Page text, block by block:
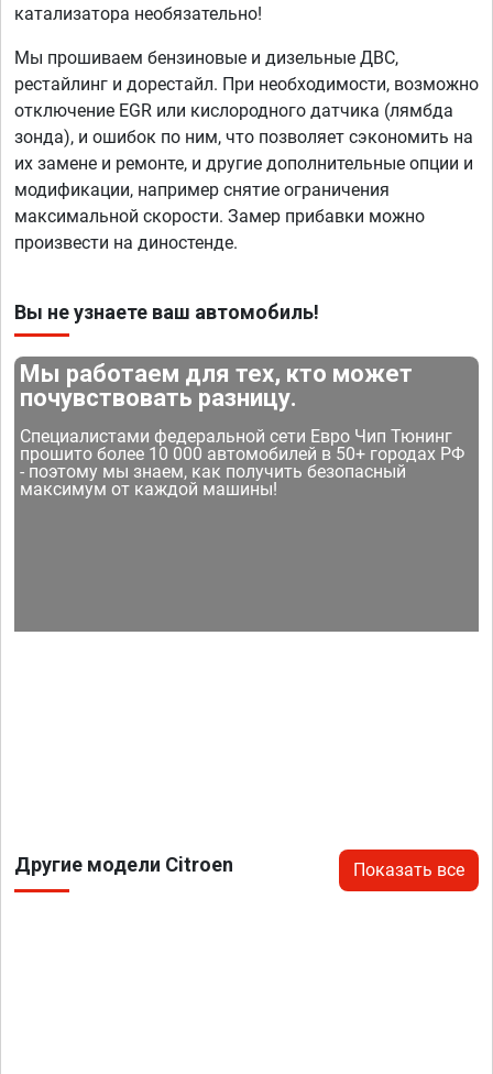
катализатора необязательно!
Мы прошиваем бензиновые и дизельные ДВС,
рестайлинг и дорестайл. При необходимости, возможно
отключение EGR или кислородного датчика (лямбда
зонда), и ошибок по ним, что позволяет сэкономить на
их замене и ремонте, и другие дополнительные опции и
модификации, например снятие ограничения
максимальной скорости. Замер прибавки можно
произвести на диностенде.
Вы не узнаете ваш автомобиль!
Мы работаем для тех, кто может
почувствовать разницу.
Специалистами федеральной сети Евро Чип Тюнинг
прошито более 10 000 автомобилей в 50+ городах РФ
- поэтому мы знаем, как получить безопасный
максимум от каждой машины!
Другие модели Citroen Показать все